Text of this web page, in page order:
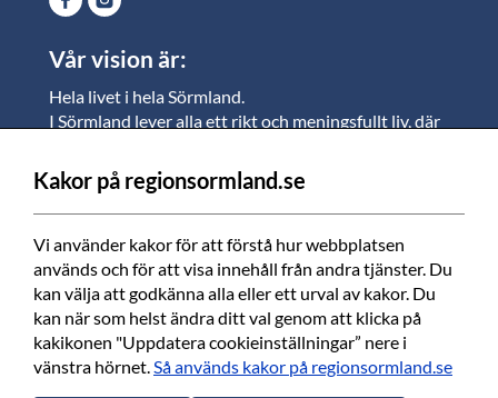
Vår vision är:
Hela livet i hela Sörmland.
I Sörmland lever alla ett rikt och meningsfullt liv, där
medarbetare och invånare att växa.
Vi är en tillgänglig region som varje dag förbättrar
livskvaliteten för alla som bor och verkar i Sörmland.
Vi är en pålitlig samhällsaktör som använder våra
resurser för en positiv utveckling i ett välmående län.
Tillsammans finns vi här när det bästa händer och
Kakor på regionsormland.se
Vi använder kakor för att förstå hur webbplatsen
används och för att visa innehåll från andra tjänster. Du
kan välja att godkänna alla eller ett urval av kakor. Du
kan när som helst ändra ditt val genom att klicka på
kakikonen "Uppdatera cookieinställningar” nere i
vänstra hörnet. Så används kakor på regionsormland.se